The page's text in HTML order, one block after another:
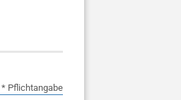
* Pflichtangabe